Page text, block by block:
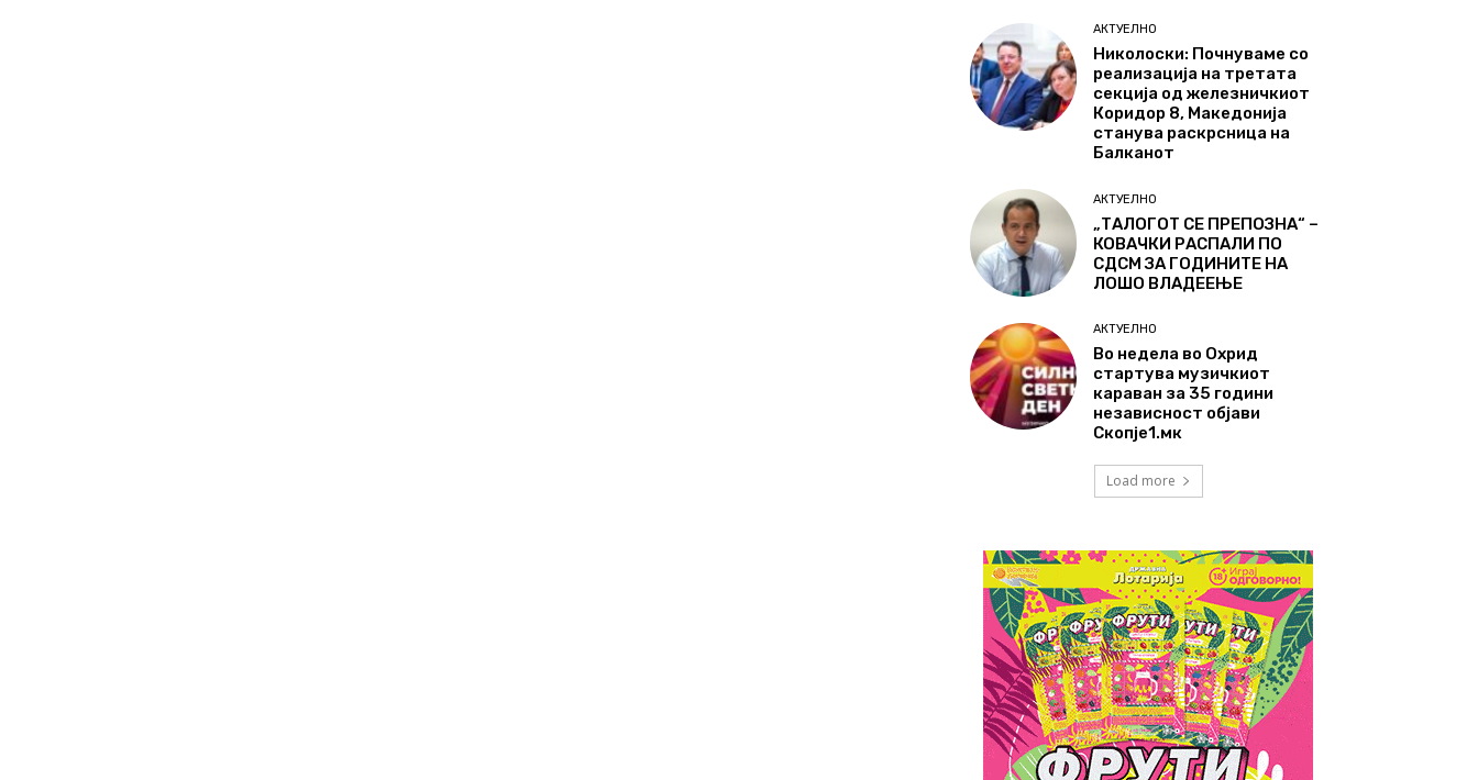
АКТУЕЛНО
Николоски: Почнуваме со
реализација на третата
секција од железничкиот
Коридор 8, Македонија
станува раскрсница на
Балканот
АКТУЕЛНО
„ТАЛОГОТ СЕ ПРЕПОЗНА“ –
КОВАЧКИ РАСПАЛИ ПО
СДСМ ЗА ГОДИНИТЕ НА
ЛОШО ВЛАДЕЕЊЕ
АКТУЕЛНО
Во недела во Охрид
стартува музичкиот
караван за 35 години
независност објави
Скопје1.мк
Load more